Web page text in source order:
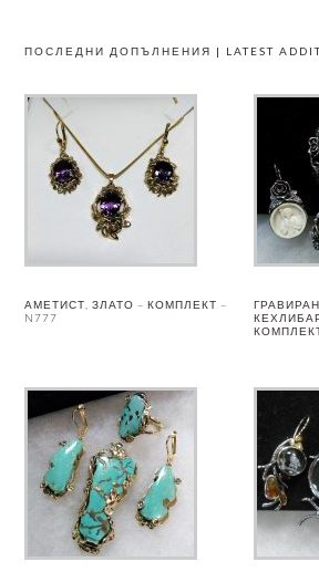
ПОСЛЕДНИ ДОПЪЛНЕНИЯ | LATEST
АМЕТИСТ, ЗЛАТО – КОМПЛЕКТ –
N777